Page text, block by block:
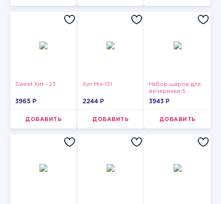
Sweet Хит - 23
3965 P
ДОБАВИТЬ
Хит Mix-131
2244 P
ДОБАВИТЬ
Набор шаров для
вечеринки-5
3943 P
ДОБАВИТЬ